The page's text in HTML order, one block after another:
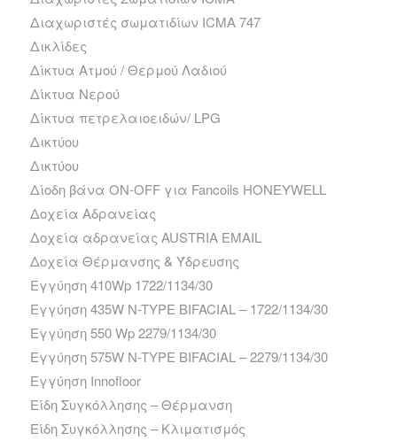
Διαχωριστές σωματιδίων ICMA 747
Δικλίδες
Δίκτυα Ατμού / Θερμού Λαδιού
Δίκτυα Νερού
Δίκτυα πετρελαιοειδών/ LPG
Δικτύου
Δικτύου
Δίοδη βάνα ΟΝ-ΟFF για Fancoils HONEYWELL
Δοχεία Αδρανείας
Δοχεία αδρανείας AUSTRIA EMAIL
Δοχεία Θέρμανσης & Ύδρευσης
Εγγύηση 410Wp 1722/1134/30
Εγγύηση 435W N-TYPE BIFACIAL – 1722/1134/30
Εγγύηση 550 Wp 2279/1134/30
Εγγύηση 575W N-TYPE BIFACIAL – 2279/1134/30
Εγγύηση Innofloor
Είδη Συγκόλλησης – Θέρμανση
Είδη Συγκόλλησης – Κλιματισμός